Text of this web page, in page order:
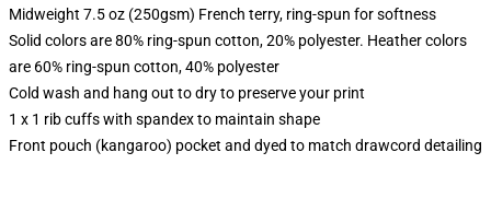
Midweight 7.5 oz (250gsm) French terry, ring-spun for softness
Solid colors are 80% ring-spun cotton, 20% polyester. Heather colors
are 60% ring-spun cotton, 40% polyester
Cold wash and hang out to dry to preserve your print
1 x 1 rib cuffs with spandex to maintain shape
Front pouch (kangaroo) pocket and dyed to match drawcord detailing